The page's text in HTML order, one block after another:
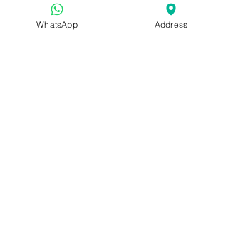
Tasting Bar Événements publics
WhatsApp Address